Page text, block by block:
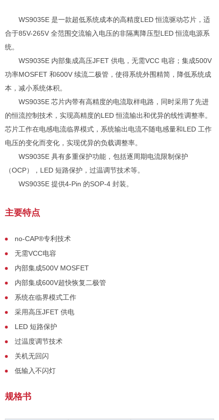
WS9035E 是一款超低系统成本的高精度LED 恒流驱动芯片，适
合于85V-265V 全范围交流输入电压的非隔离降压型LED 恒流电源系
统。
WS9035E 内部集成高压JFET 供电，无需VCC 电容；集成500V
功率MOSFET 和600V 续流二极管，使得系统外围精简，降低系统成
本，减小系统体积。
WS9035E 芯片内带有高精度的电流取样电路，同时采用了先进
的恒流控制技术，实现高精度的LED 恒流输出和优异的线性调整率。
芯片工作在电感电流临界模式，系统输出电流不随电感量和LED 工作
电压的变化而变化，实现优异的负载调整率。
WS9035E 具有多重保护功能，包括逐周期电流限制保护
（OCP），LED 短路保护，过温调节技术等。
WS9035E 提供4-Pin 的SOP-4 封装。
主要特点
no-CAP®专利技术
无需VCC电容
内部集成500V MOSFET
内部集成600V超快恢复二极管
系统在临界模式工作
采用高压JFET 供电
LED 短路保护
过温度调节技术
关机无回闪
低输入不闪灯
规格书